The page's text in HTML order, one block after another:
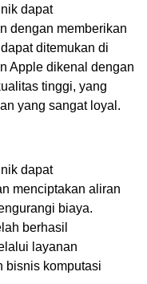
dapat
dengan memberikan
ditemukan di
Apple dikenal dengan
tinggi, yang
yang sangat loyal.
dapat
menciptakan aliran
biaya.
berhasil
layanan
bisnis komputasi